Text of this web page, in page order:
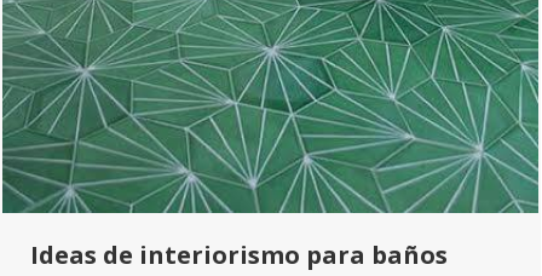
Ideas de interiorismo para baños